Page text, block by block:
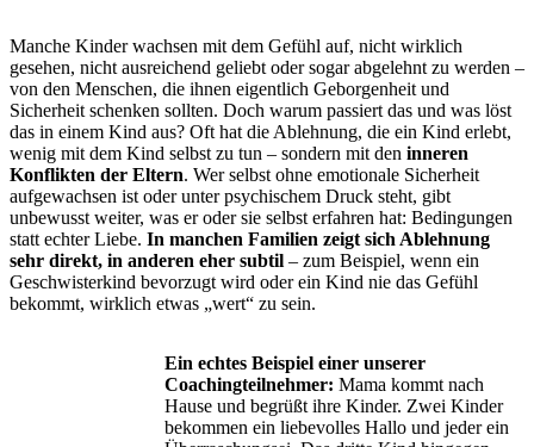
Manche Kinder wachsen mit dem Gefühl auf, nicht wirklich
gesehen, nicht ausreichend geliebt oder sogar abgelehnt zu werden –
von den Menschen, die ihnen eigentlich Geborgenheit und
Sicherheit schenken sollten. Doch warum passiert das und was löst
das in einem Kind aus? Oft hat die Ablehnung, die ein Kind erlebt,
wenig mit dem Kind selbst zu tun – sondern mit den inneren
Konflikten der Eltern. Wer selbst ohne emotionale Sicherheit
aufgewachsen ist oder unter psychischem Druck steht, gibt
unbewusst weiter, was er oder sie selbst erfahren hat: Bedingungen
statt echter Liebe. In manchen Familien zeigt sich Ablehnung
sehr direkt, in anderen eher subtil – zum Beispiel, wenn ein
Geschwisterkind bevorzugt wird oder ein Kind nie das Gefühl
bekommt, wirklich etwas „wert“ zu sein.
Ein echtes Beispiel einer unserer
Coachingteilnehmer: Mama kommt nach
Hause und begrüßt ihre Kinder. Zwei Kinder
bekommen ein liebevolles Hallo und jeder ein